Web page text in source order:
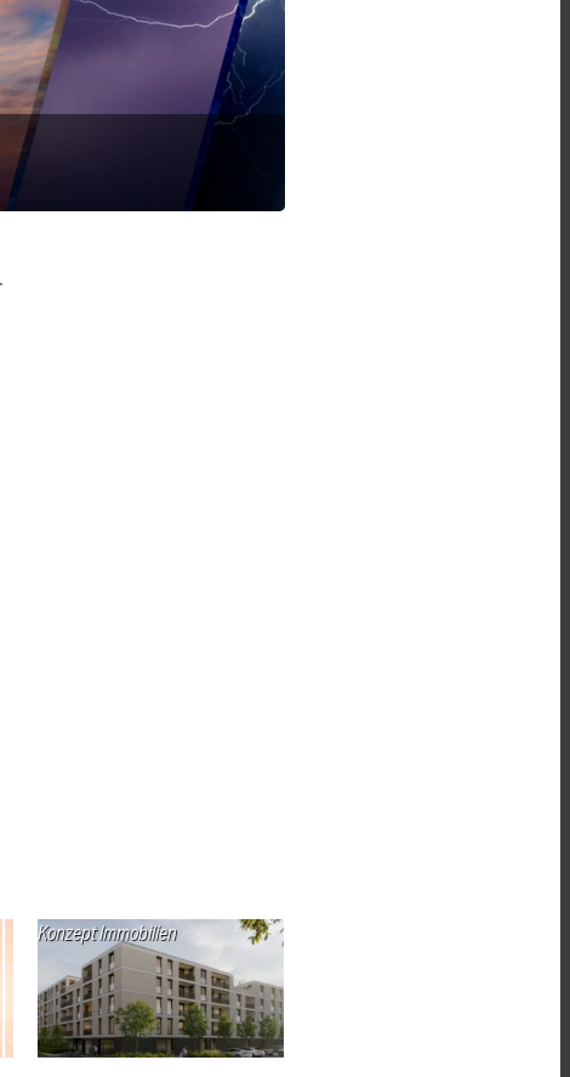
Konzept Immobilien